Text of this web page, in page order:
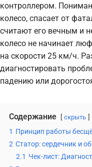
контроллером.
колесо, спасает от
считают его вечным и
колесо не начинает
на скорости 25 км/ч.
диагностировать
падению или
Содержание скрыть
1 Принцип работы
2 Статор: сердечник и
2.1 Чек-лист: